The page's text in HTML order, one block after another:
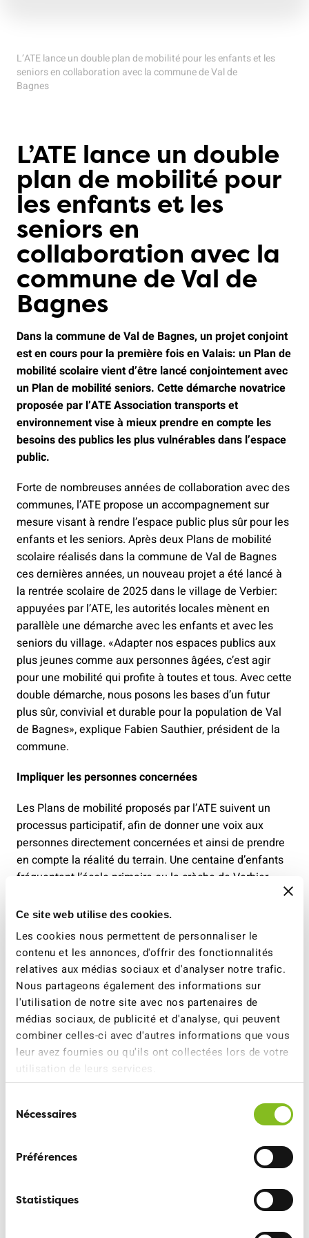
Ce site web utilise des cookies.
Les cookies nous permettent de personnaliser le
contenu et les annonces, d'offrir des fonctionnalités
relatives aux médias sociaux et d'analyser notre trafic.
Nous partageons également des informations sur
l'utilisation de notre site avec nos partenaires de
médias sociaux, de publicité et d'analyse, qui peuvent
combiner celles-ci avec d'autres informations que vous
leur avez fournies ou qu'ils ont collectées lors de votre
utilisation de leurs services.
Nécessaires
Préférences
Statistiques
L’ATE lance un double plan de mobilité pour les enfants et les
seniors en collaboration avec la commune de Val de
Bagnes
L’ATE lance un double
plan de mobilité pour
les enfants et les
seniors en
collaboration avec la
commune de Val de
Bagnes
Dans la commune de Val de Bagnes, un projet conjoint
est en cours pour la première fois en Valais: un Plan de
mobilité scolaire vient d’être lancé conjointement avec
un Plan de mobilité seniors. Cette démarche novatrice
proposée par l’ATE Association transports et
environnement vise à mieux prendre en compte les
besoins des publics les plus vulnérables dans l’espace
public.
Forte de nombreuses années de collaboration avec des
communes, l’ATE propose un accompagnement sur
mesure visant à rendre l’espace public plus sûr pour les
enfants et les seniors. Après deux Plans de mobilité
scolaire réalisés dans la commune de Val de Bagnes
ces dernières années, un nouveau projet a été lancé à
la rentrée scolaire de 2025 dans le village de Verbier:
appuyées par l’ATE, les autorités locales mènent en
parallèle une démarche avec les enfants et avec les
seniors du village. «Adapter nos espaces publics aux
plus jeunes comme aux personnes âgées, c’est agir
pour une mobilité qui profite à toutes et tous. Avec cette
double démarche, nous posons les bases d’un futur
plus sûr, convivial et durable pour la population de Val
de Bagnes», explique Fabien Sauthier, président de la
commune.
Impliquer les personnes concernées
Les Plans de mobilité proposés par l’ATE suivent un
processus participatif, afin de donner une voix aux
personnes directement concernées et ainsi de prendre
en compte la réalité du terrain. Une centaine d’enfants
fréquentant l’école primaire ou la crèche de Verbier
expérience par le biais d’un questionnaire et de divers
ateliers organisés durant l’automne.
Pour les enfants et leurs familles, la récolte des
informations concerne les trajets scolaires: quels
modes de transport sont utilisés, quel
accompagnement, quels dangers perçus, quels
souhaits pour améliorer le chemin de l’école. Du côté
des seniors, les habitudes quotidiennes de
déplacements, la perception de la qualité des
aménagement piétons et cyclables ainsi que la sécurité
En novembre 2025, l’ATE a effectué une visite de terrain
des recommandations. En mêlant le regard des enfants
à celui des seniors, la commune de Val de Bagnes
obtiendra ainsi une vision complète des besoins et